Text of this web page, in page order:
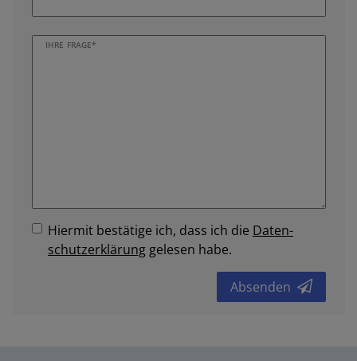
IHRE FRAGE*
Hiermit bestätige ich, dass ich die Daten­
schutz­erklärung gelesen habe.
Absenden